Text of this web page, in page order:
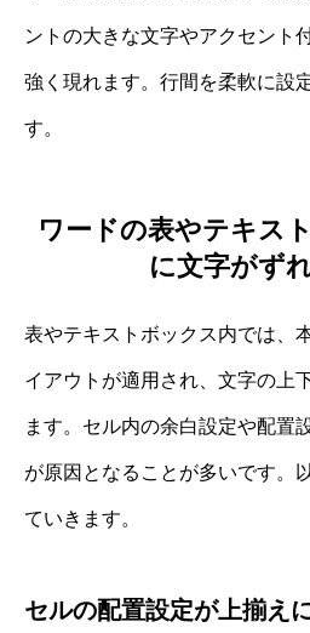
ントの大きな文字やアクセント
強く現れます。行間を柔軟に設
す。
ワードの表やテキス
に文字がず
表やテキストボックス内では、
イアウトが適用され、文字の上
ます。セル内の余白設定や配置
が原因となることが多いです。
ていきます。
セルの配置設定が上揃え